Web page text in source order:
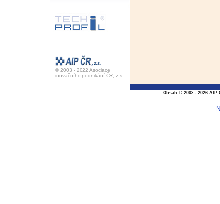
© 2003 - 2022 Asociace
inovačního podnikání ČR, z.s.
Obsah © 2003 - 2026